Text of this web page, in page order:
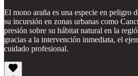
El mono araña es una especie en peligro
su incursión en zonas urbanas como
presión sobre su hábitat natural en la
gracias a la intervención inmediata, el
cuidado profesional.